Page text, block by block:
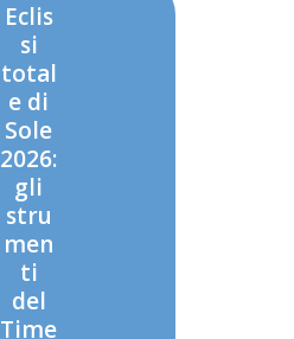
Eclis
si
total
e di
Sole
2026:
gli
stru
men
ti
del
Time